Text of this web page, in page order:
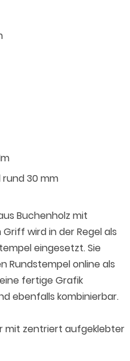
rund 30 mm
Buchenholz mit
wird in der Regel als
eingesetzt. Sie
Rundstempel online als
fertige Grafik
ebenfalls kombinierbar.
mit zentriert aufgeklebter